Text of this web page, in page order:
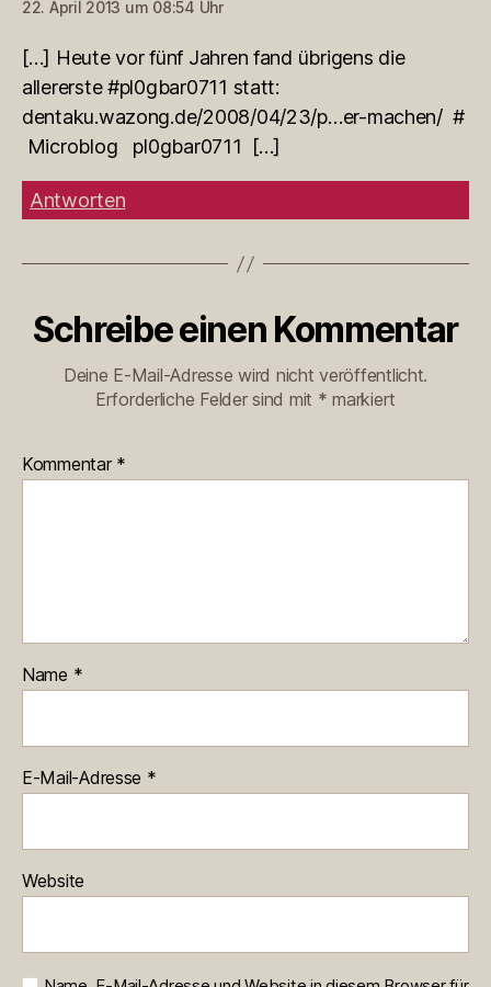
22. April 2013 um 08:54 Uhr
[…] Heute vor fünf Jahren fand übrigens die
allererste #pl0gbar0711 statt:
dentaku.wazong.de/2008/04/23/p…er-machen/ #
Microblog pl0gbar0711 […]
Antworten
Schreibe einen Kommentar
Deine E-Mail-Adresse wird nicht veröffentlicht.
Erforderliche Felder sind mit * markiert
Kommentar *
Name *
E-Mail-Adresse *
Website